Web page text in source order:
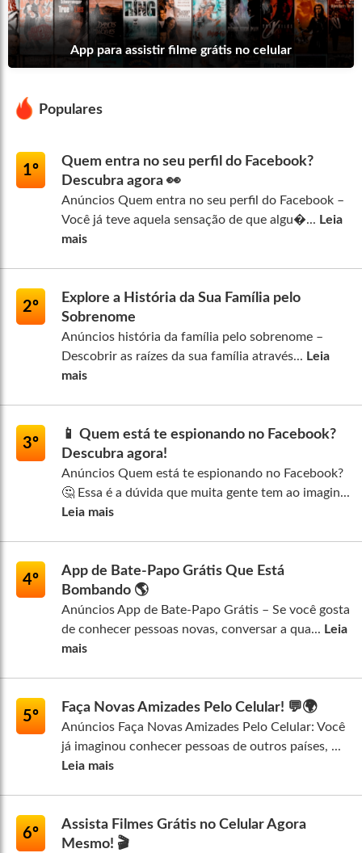
App para assistir filme grátis no celular
Populares
1º
Quem entra no seu perfil do Facebook?
Descubra agora 👀
Anúncios Quem entra no seu perfil do Facebook –
Você já teve aquela sensação de que algu�... Leia
mais
2º
Explore a História da Sua Família pelo
Sobrenome
Anúncios história da família pelo sobrenome –
Descobrir as raízes da sua família através... Leia
mais
3º
📱 Quem está te espionando no Facebook?
Descubra agora!
Anúncios Quem está te espionando no Facebook?
🤔 Essa é a dúvida que muita gente tem ao imagin...
Leia mais
4º
App de Bate-Papo Grátis Que Está
Bombando 🌎
Anúncios App de Bate-Papo Grátis – Se você gosta
de conhecer pessoas novas, conversar a qua... Leia
mais
5º
Faça Novas Amizades Pelo Celular! 💬🌍
Anúncios Faça Novas Amizades Pelo Celular: Você
já imaginou conhecer pessoas de outros países, ...
Leia mais
6º
Assista Filmes Grátis no Celular Agora
Mesmo! 🎬